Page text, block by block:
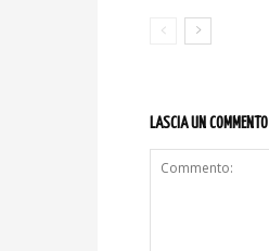
LASCIA UN COMMENTO